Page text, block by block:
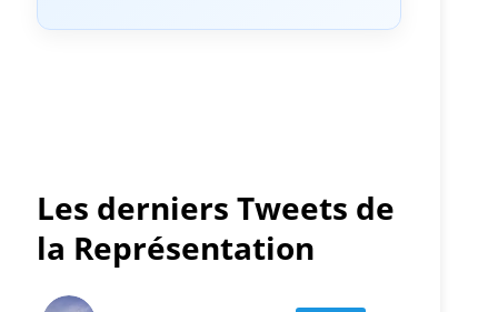
Les derniers Tweets de
la Représentation